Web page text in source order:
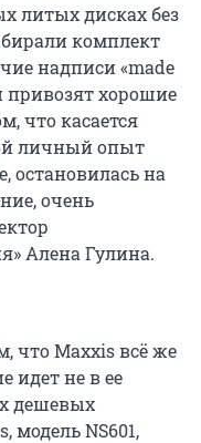
литых дисках без
комплект
надписи «made
хорошие
что касается
личный опыт
остановилась на
очень
Алена Гулина.
что Maxxis всё же
идет не в ее
дешевых
модель NS601,